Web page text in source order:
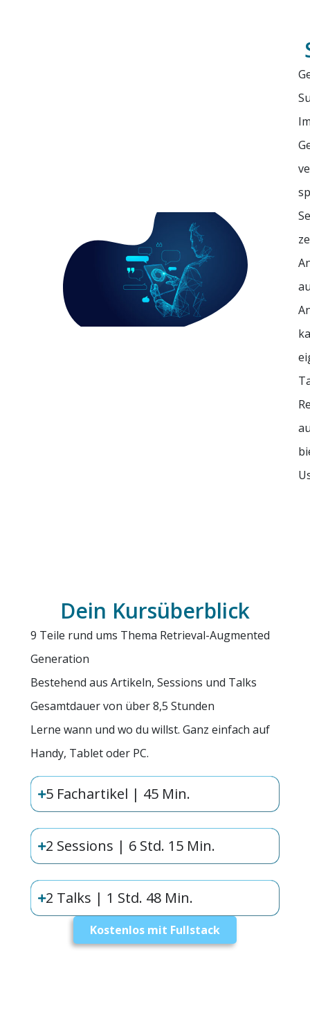
Dein Kursüberblick
9 Teile rund ums Thema Retrieval-Augmented
Generation
Bestehend aus Artikeln, Sessions und Talks
Gesamtdauer von über 8,5 Stunden
Lerne wann und wo du willst. Ganz einfach auf
Handy, Tablet oder PC.
5 Fachartikel | 45 Min.
2 Sessions | 6 Std. 15 Min.
2 Talks | 1 Std. 48 Min.
Kostenlos mit Fullstack